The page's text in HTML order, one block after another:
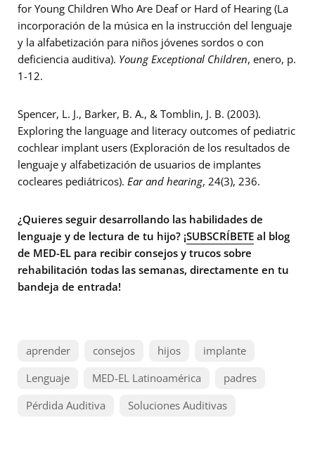
for Young Children Who Are Deaf or Hard of Hearing (La
incorporación de la música en la instrucción del lenguaje
y la alfabetización para niños jóvenes sordos o con
deficiencia auditiva). Young Exceptional Children, enero, p.
1-12.
Spencer, L. J., Barker, B. A., & Tomblin, J. B. (2003).
Exploring the language and literacy outcomes of pediatric
cochlear implant users (Exploración de los resultados de
lenguaje y alfabetización de usuarios de implantes
cocleares pediátricos). Ear and hearing, 24(3), 236.
¿Quieres seguir desarrollando las habilidades de
lenguaje y de lectura de tu hijo? ¡SUBSCRÍBETE al blog
de MED-EL para recibir consejos y trucos sobre
rehabilitación todas las semanas, directamente en tu
bandeja de entrada!
aprender consejos hijos
implante
Lenguaje
MED-EL Latinoamérica
padres
Pérdida Auditiva
Soluciones Auditivas